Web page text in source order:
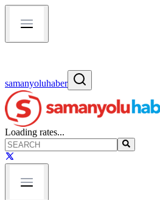
samanyoluhaber
Loading rates...